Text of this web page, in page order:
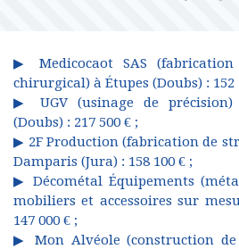
▶ Medicocaot SAS
chirurgical) à Étupes (Doubs) : 152
▶ UGV (usinage de précision)
(Doubs) : 217 500 € ;
▶ 2F Production (fabrication de
Damparis (Jura) : 158 100 € ;
▶ Décométal Équipements
mobiliers et accessoires sur
147 000 € ;
▶ Mon Alvéole (construction